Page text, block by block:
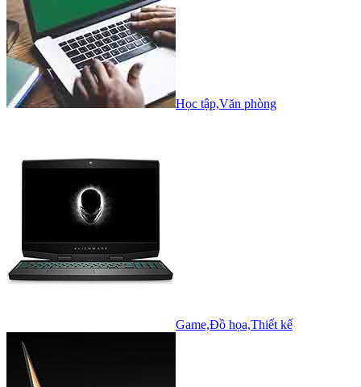
Học tập,Văn phòng
Game,Đồ họa,Thiết kế